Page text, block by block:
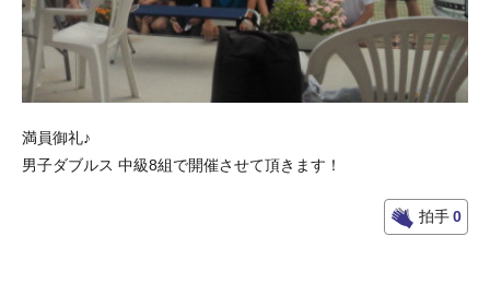
満員御礼♪
男子ダブルス 中級8組で開催させて頂きます！
拍手0